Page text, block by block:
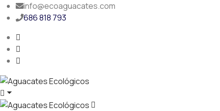
info@ecoaguacates.com
686 818 793